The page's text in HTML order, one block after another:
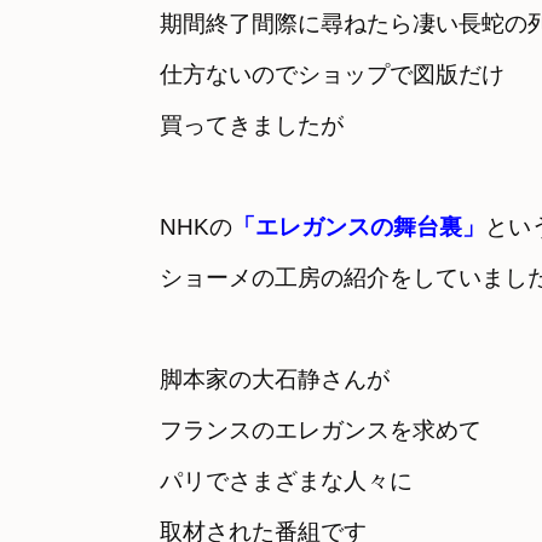
期間終了間際に尋ねたら凄い長蛇の
仕方ないのでショップで図版だけ
買ってきましたが
NHKの 「エレガンスの舞台裏」
とい
ショーメの工房の紹介をしていまし
脚本家の大石静さんが
フランスのエレガンスを求めて
パリでさまざまな人々に
取材された番組です